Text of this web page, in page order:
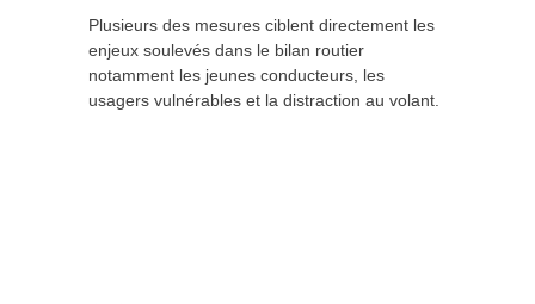
Plusieurs des mesures ciblent directement les
enjeux soulevés dans le bilan routier
notamment les jeunes conducteurs, les
usagers vulnérables et la distraction au volant.